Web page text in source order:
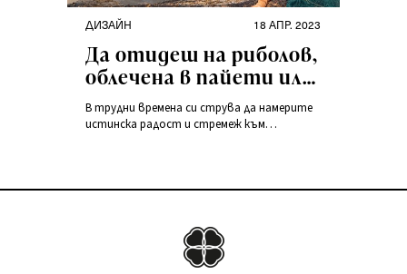
ДИЗАЙН 18 АПР. 2023
Да отидеш на риболов,
облечена в пайети или
да се омъжиш в снежно
бял анцуг?
В трудни времена си струва да намерите
истинска радост и стремеж към
като цяло. Lifespiration starts here!